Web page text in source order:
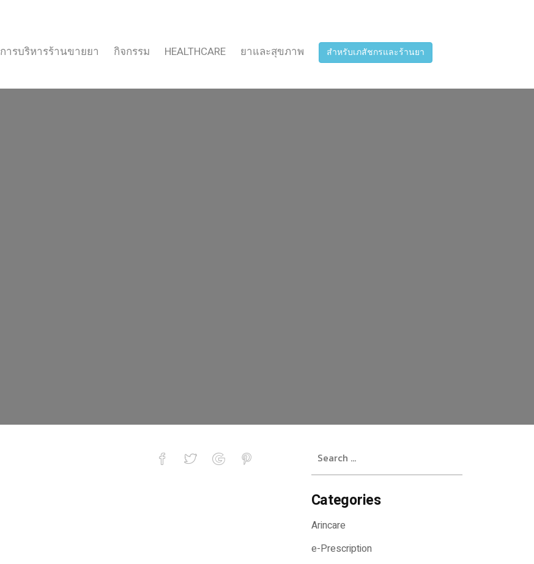
การบริหารร้านขายยา กิจกรรม HEALTHCARE ยาและสุขภาพ สำหรับเภสัชกรและร้านยา
for:
Categories
Arincare
e-Prescription